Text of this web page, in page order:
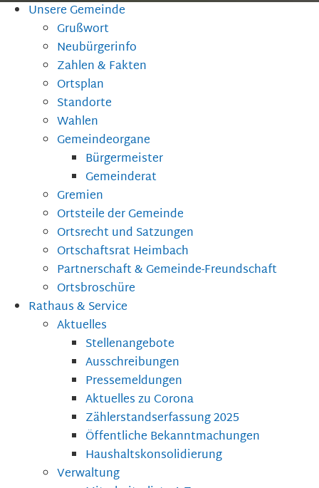
Unsere Gemeinde
Grußwort
Neubürgerinfo
Zahlen & Fakten
Ortsplan
Standorte
Wahlen
Gemeindeorgane
Bürgermeister
Gemeinderat
Gremien
Ortsteile der Gemeinde
Ortsrecht und Satzungen
Ortschaftsrat Heimbach
Partnerschaft & Gemeinde-Freundschaft
Ortsbroschüre
Rathaus & Service
Aktuelles
Stellenangebote
Ausschreibungen
Pressemeldungen
Aktuelles zu Corona
Zählerstandserfassung 2025
Öffentliche Bekanntmachungen
Haushaltskonsolidierung
Verwaltung